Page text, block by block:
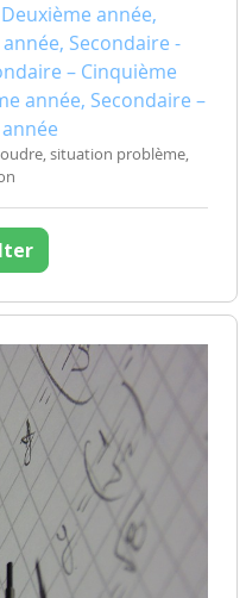
année,
Secondaire -
– Cinquième
année, Secondaire –
situation problème,